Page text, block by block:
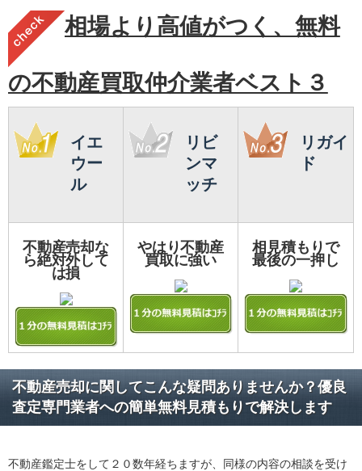
相場より高値がつく、無料
の不動産買取仲介業者ベスト３
イエ
ウー
ル
リビ
ンマ
ッチ
リガイ
ド
不動産売却な
ら絶対外して
は損
やはり不動産
買取に強い
相見積もりで
最後の一押し
不動産売却に関してこんな疑問ありませんか？優良
査定専門業者への簡単無料見積もりで解決します
不動産鑑定士をして２０数年経ちますが、同様の内容の相談を受け